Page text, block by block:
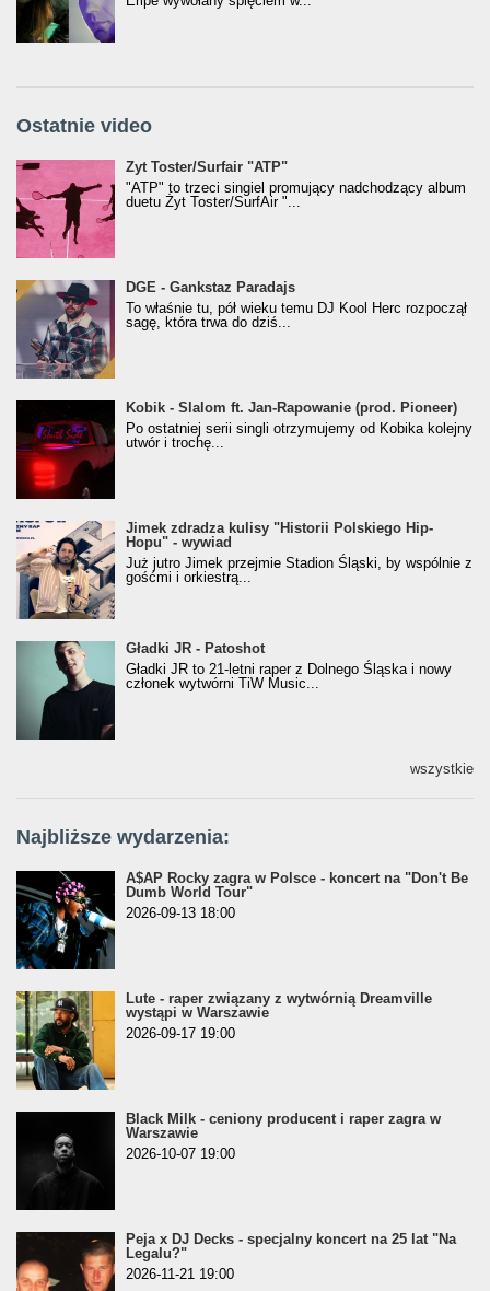
Ostatnie video
Żyt Toster/SurfAir - ATP VIDEO
Żyt Toster/Surfair "ATP"
"ATP" to trzeci singiel promujący nadchodzący album
duetu Żyt Toster/SurfAir "...
donGURALesko z nagrodą za
Klasyczny/Trueschoolowy Album Roku
(Popkillery 2023)
DGE - Gankstaz Paradajs
To właśnie tu, pół wieku temu DJ Kool Herc rozpoczął
sagę, która trwa do dziś...
Kobik - Slalom ft. Jan-Rapowanie (prod. Pioneer)
[Official Music Visualiser]
Kobik - Slalom ft. Jan-Rapowanie (prod. Pioneer)
Po ostatniej serii singli otrzymujemy od Kobika kolejny
utwór i trochę...
Jimek zdradza kulisy "Historii Polskiego Hip-
Hopu" - wywiad
Jimek zdradza kulisy "Historii Polskiego Hip-
Hopu" - wywiad
Już jutro Jimek przejmie Stadion Śląski, by wspólnie z
gośćmi i orkiestrą...
Gładki JR - Patoshot
Gładki JR - Patoshot
Gładki JR to 21-letni raper z Dolnego Śląska i nowy
członek wytwórni TiW Music...
wszystkie
Najbliższe wydarzenia:
A$AP Rocky zagra w Polsce - koncert na "Don't Be
Dumb World Tour"
2026-09-13 18:00
Lute - raper związany z wytwórnią Dreamville
wystąpi w Warszawie
2026-09-17 19:00
Black Milk - ceniony producent i raper zagra w
Warszawie
2026-10-07 19:00
Peja x DJ Decks - specjalny koncert na 25 lat "Na
Legalu?"
2026-11-21 19:00